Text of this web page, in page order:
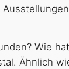
Ausstellungen
Wie
Ähnlich